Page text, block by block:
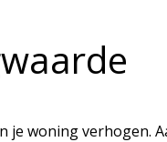
je woning